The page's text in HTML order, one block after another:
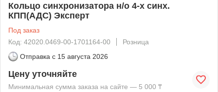
Кольцо синхронизатора н/о 4-х синх.
КПП(АДС) Эксперт
Под заказ
Код: 42020.0469-00-1701164-00
Розница
Отправка с 15 августа 2026
Цену уточняйте
Минимальная сумма заказа на сайте — 5 000 ₸